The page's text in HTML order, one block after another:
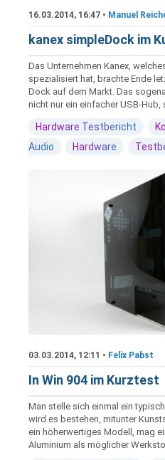
16.03.2014, 16:47 • Manuel
kanex simpleDock im
Das Unternehmen Kanex,
spezialisiert hat, brachte Ende
Dock auf dem Markt. Das
nicht nur ein einfacher USB-Hub,
Hardware Testbericht
Audio
Hardware
03.03.2014, 12:11 • Felix Pabst
In Win 904 im Kurztest
Man stelle sich einmal ein
wird es bestehen, mitunter
ein höherwertiges Modell, mag
Aluminium als möglicher